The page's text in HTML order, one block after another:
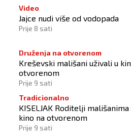
Video
Jajce nudi više od vodopada
Prije 8 sati
Druženja na otvorenom
Kreševski mališani uživali u
otvorenom
Prije 9 sati
Tradicionalno
KISELJAK Roditelji
kino na otvorenom
Prije 9 sati